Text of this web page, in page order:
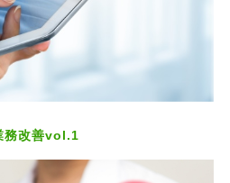
務改善vol.1